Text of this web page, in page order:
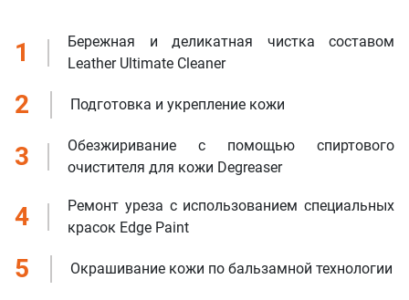
1
Бережная и деликатная чистка составом
Leather Ultimate Cleaner
2 Подготовка и укрепление кожи
3
Обезжиривание с помощью спиртового
очистителя для кожи Degreaser
4
Ремонт уреза с использованием специальных
красок Edge Paint
5 Окрашивание кожи по бальзамной технологии